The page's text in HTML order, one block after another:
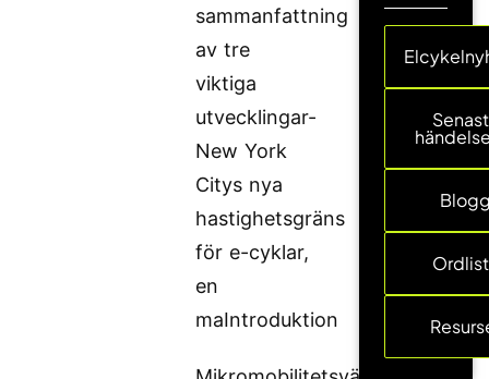
sammanfattning
av tre
viktiga
utvecklingar-
New York
Citys nya
hastighetsgräns
för e-cyklar,
en
maIntroduktion